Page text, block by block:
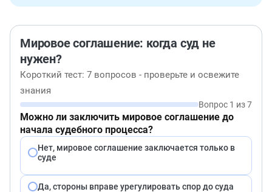
Мировое соглашение: когда суд не
нужен?
Короткий тест: 7 вопросов - проверьте и освежите
знания
Вопрос 1 из 7
Можно ли заключить мировое соглашение до
начала судебного процесса?
Нет, мировое соглашение заключается только в
суде
Да, стороны вправе урегулировать спор до суда